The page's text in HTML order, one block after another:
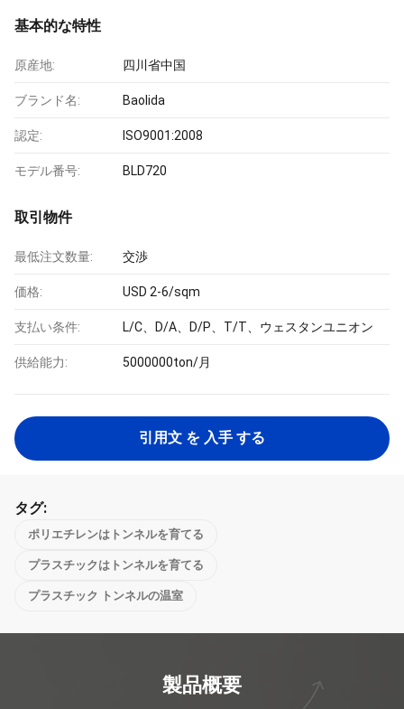
基本的な特性
原産地: 四川省中国
ブランド名: Baolida
認定: ISO9001:2008
モデル番号: BLD720
取引物件
最低注文数量: 交渉
価格: USD 2-6/sqm
支払い条件: L/C、D/A、D/P、T/T、ウェスタンユニオン
供給能力: 5000000ton/月
引用文 を 入手 する
タグ:
ポリエチレンはトンネルを育てる
プラスチックはトンネルを育てる
プラスチック トンネルの温室
製品概要